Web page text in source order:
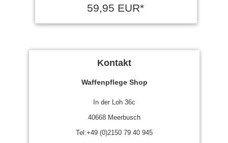
59,95 EUR*
Kontakt
Waffenpflege Shop
In der Loh 36c
40668 Meerbusch
Tel:+49 (0)2150 79 40 945